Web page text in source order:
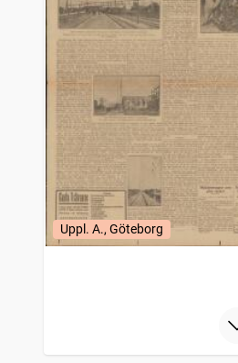
Uppl. A., Göteborg